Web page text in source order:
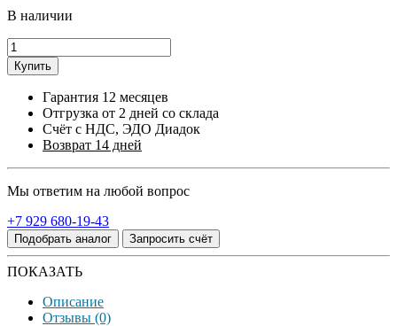
В наличии
Купить
Гарантия 12 месяцев
Отгрузка от 2 дней со склада
Счёт с НДС, ЭДО Диадок
Возврат 14 дней
Мы ответим на любой вопрос
+7 929 680-19-43
Подобрать аналог Запросить счёт
ПОКАЗАТЬ
Описание
Отзывы (0)